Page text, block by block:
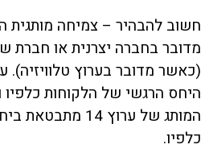
חשוב להבהיר – צמיחה מותגית
מדובר בחברה יצרנית או חברת
(כאשר מדובר בערוץ
היחס הרגשי של הלקוחות
המותג של ערוץ 14
כלפיו.